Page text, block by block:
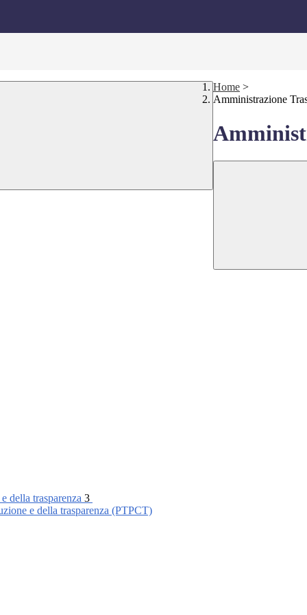
Home >
Amministrazione
della trasparenza 3
e della trasparenza (PTPCT)